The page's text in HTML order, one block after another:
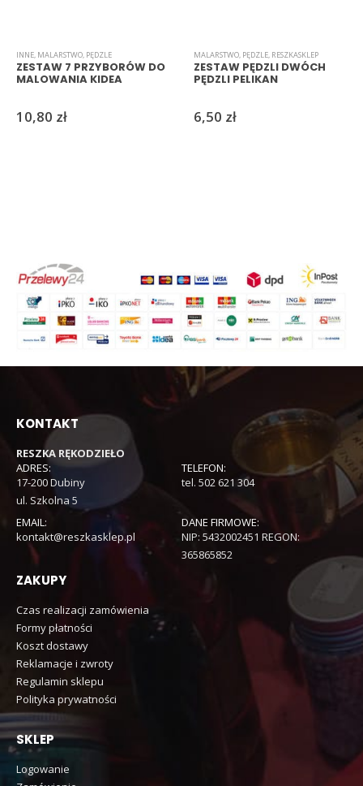
INNE, MALARSTWO, PĘDZLE
ZESTAW 7 PRZYBORÓW DO
MALOWANIA KIDEA
10,80 zł
MALARSTWO, PĘDZLE, RESZKASKLEP
ZESTAW PĘDZLI DWÓCH
PĘDZLI PELIKAN
6,50 zł
KONTAKT
RESZKA RĘKODZIEŁO
ADRES:
17-200 Dubiny
ul. Szkolna 5
TELEFON:
tel. 502 621 304
EMAIL:
kontakt@reszkasklep.pl
DANE FIRMOWE:
NIP: 5432002451 REGON:
365865852
ZAKUPY
Czas realizacji zamówienia
Formy płatności
Koszt dostawy
Reklamacje i zwroty
Regulamin sklepu
Polityka prywatności
SKLEP
Logowanie